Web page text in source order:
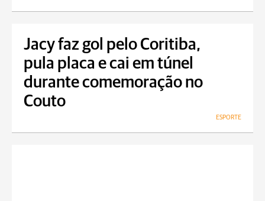
Jacy faz gol pelo Coritiba,
pula placa e cai em túnel
durante comemoração no
Couto
ESPORTE